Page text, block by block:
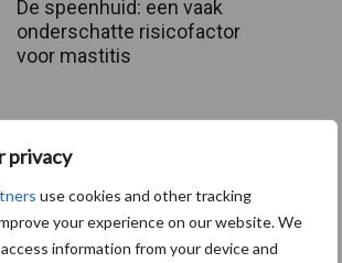
privacy
use cookies and other tracking
your experience on our website. We
information from your device and
De speenhuid: een vaak
onderschatte risicofactor
voor mastitis
ForFarmers ziet volume en
krimpende Nederlandse
markt